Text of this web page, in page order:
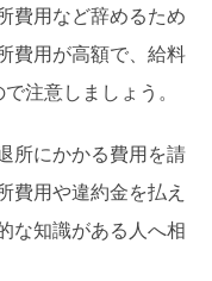
費用など辞めるため
費用が高額で、給料
注意しましょう。
所にかかる費用を請
費用や違約金を払え
な知識がある人へ相